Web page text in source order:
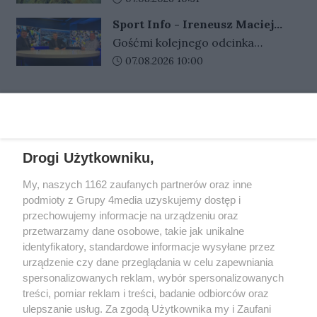
dokładne sprawdzenie, kto
naprawdę znajduje się po drugiej
stronie telefonu.
ramach 12. rundy PGE Ekstraligi.
Kluby przedstawiły już awizowane
składy na niedzielny pojedynek.
pieniędzy i coraz nowe opłaty. 80-
letni mieszkaniec Gorzowa zaufał
fałszywym doradcom i stracił
Sport Info - Ireneusz Maciej
Zmora, Przemysław Ciućka i
Jarosław Miłkowski
Gośćmi kolejnego odcinka
programu Sport Info byli –
prezes Stali Gorzów, Jarosław
dziennikarz Przeglądu
Sportowego.
Data dodania artykułu:
07.08.2026 10:00
REKLAMA
Drogi Użytkowniku,
My, naszych 1162 zaufanych partnerów oraz inne
podmioty z Grupy 4media uzyskujemy dostęp i
przechowujemy informacje na urządzeniu oraz
przetwarzamy dane osobowe, takie jak unikalne
identyfikatory, standardowe informacje wysyłane przez
urządzenie czy dane przeglądania w celu zapewniania
spersonalizowanych reklam, wybór spersonalizowanych
treści, pomiar reklam i treści, badanie odbiorców oraz
ulepszanie usług. Za zgodą Użytkownika my i Zaufani